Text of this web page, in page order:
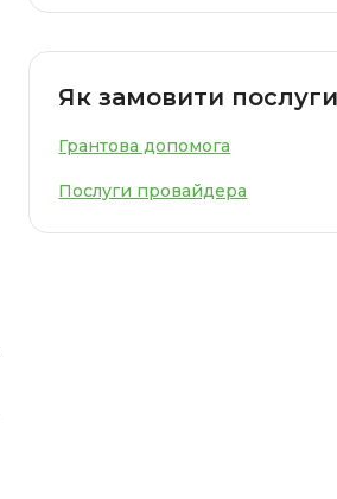
Як замовити послуги
Грантова допомога
Послуги провайдера